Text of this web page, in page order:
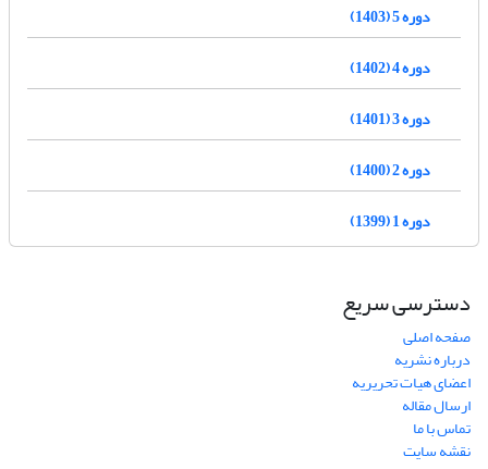
دوره 5 (1403)
دوره 4 (1402)
دوره 3 (1401)
دوره 2 (1400)
دوره 1 (1399)
دسترسی سریع
صفحه اصلی
درباره نشریه
اعضای هیات تحریریه
ارسال مقاله
تماس با ما
نقشه سایت